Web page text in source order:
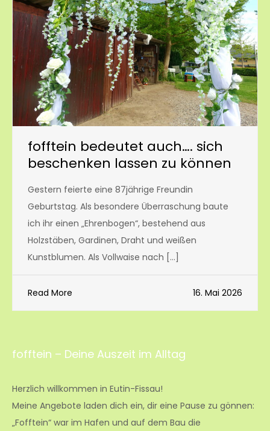
fofftein bedeutet auch…. sich
beschenken lassen zu können
Gestern feierte eine 87jährige Freundin
Geburtstag. Als besondere Überraschung baute
ich ihr einen „Ehrenbogen“, bestehend aus
Holzstäben, Gardinen, Draht und weißen
Kunstblumen. Als Vollwaise nach […]
Read More 16. Mai 2026
fofftein – Deine Auszeit im Alltag
Herzlich willkommen in Eutin-Fissau!
Meine Angebote laden dich ein, dir eine Pause zu gönnen:
„Fofftein“ war im Hafen und auf dem Bau die